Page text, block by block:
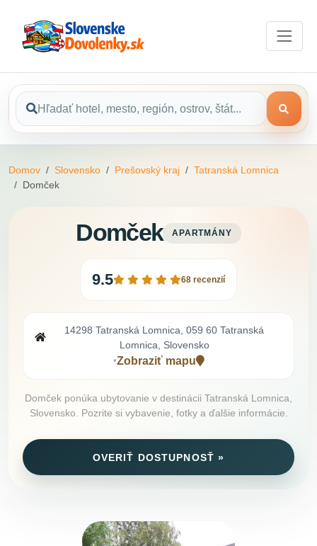
Domov Slovensko Prešovský kraj
Tatranská Lomnica
Domček
Domček APARTMÁNY
9.5 68 recenzií
14298 Tatranská Lomnica, 059 60 Tatranská
Lomnica, Slovensko
•Zobraziť mapu
Domček ponúka ubytovanie v destinácii Tatranská Lomnica,
Slovensko. Pozrite si vybavenie, fotky a ďalšie informácie.
OVERIŤ DOSTUPNOSŤ »